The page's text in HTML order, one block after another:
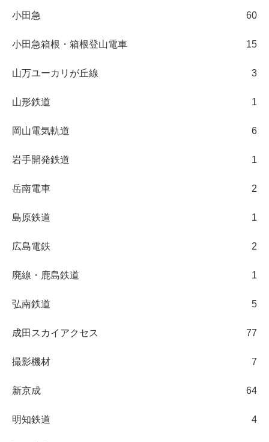
小田急 60
小田急箱根・箱根登山電車 15
山万ユーカリが丘線 3
山形鉄道 1
岡山電気軌道 6
岩手開発鉄道 1
岳南電車 2
島原鉄道 1
広島電鉄 2
廃線・鹿島鉄道 1
弘南鉄道 5
成田スカイアクセス 77
撮影機材 7
新京成 64
明知鉄道 4